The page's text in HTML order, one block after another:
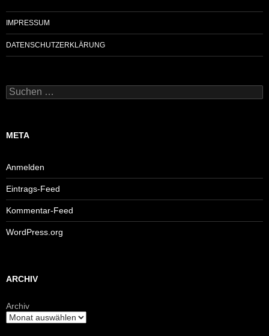
IMPRESSUM
DATENSCHUTZERKLÄRUNG
Suchen
nach:
META
Anmelden
Eintrags-Feed
Kommentar-Feed
WordPress.org
ARCHIV
Archiv